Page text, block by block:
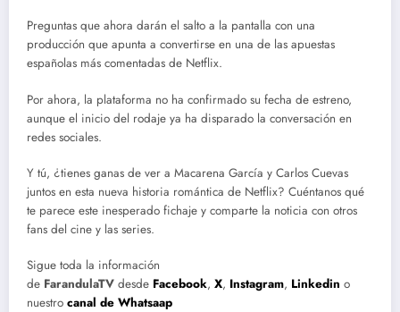
Preguntas que ahora darán el salto a la pantalla con una
producción que apunta a convertirse en una de las apuestas
españolas más comentadas de Netflix.
Por ahora, la plataforma no ha confirmado su fecha de estreno,
aunque el inicio del rodaje ya ha disparado la conversación en
redes sociales.
Y tú, ¿tienes ganas de ver a Macarena García y Carlos Cuevas
juntos en esta nueva historia romántica de Netflix? Cuéntanos qué
te parece este inesperado fichaje y comparte la noticia con otros
fans del cine y las series.
Sigue toda la información
de FarandulaTV desde Facebook, X, Instagram, Linkedin o
nuestro canal de Whatsaap